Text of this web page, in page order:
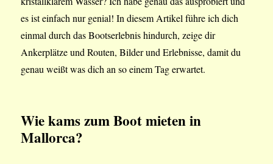
es ist einfach nur genial! In diesem Artikel führe ich dich
einmal durch das Bootserlebnis hindurch, zeige dir
Ankerplätze und Routen, Bilder und Erlebnisse, damit du
genau weißt was dich an so einem Tag erwartet.
Wie kams zum Boot mieten in
Mallorca?